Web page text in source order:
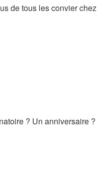
de tous les convier chez
? Un anniversaire ?